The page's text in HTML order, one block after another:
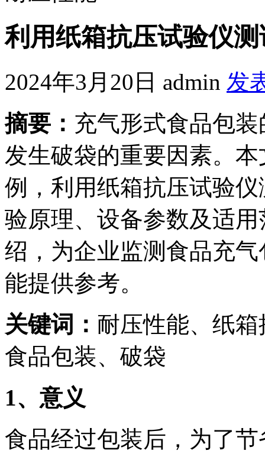
利用纸箱抗压试验仪
2024年3月20日 admin 发
摘要： 充气形式食品包
发生破袋的重要因素。
例，利用纸箱抗压试验
验原理、设备参数及适
绍，为企业监测食品充
能提供参考。
关键词： 耐压性能、纸
食品包装、破袋
1、意义
食品经过包装后，为了